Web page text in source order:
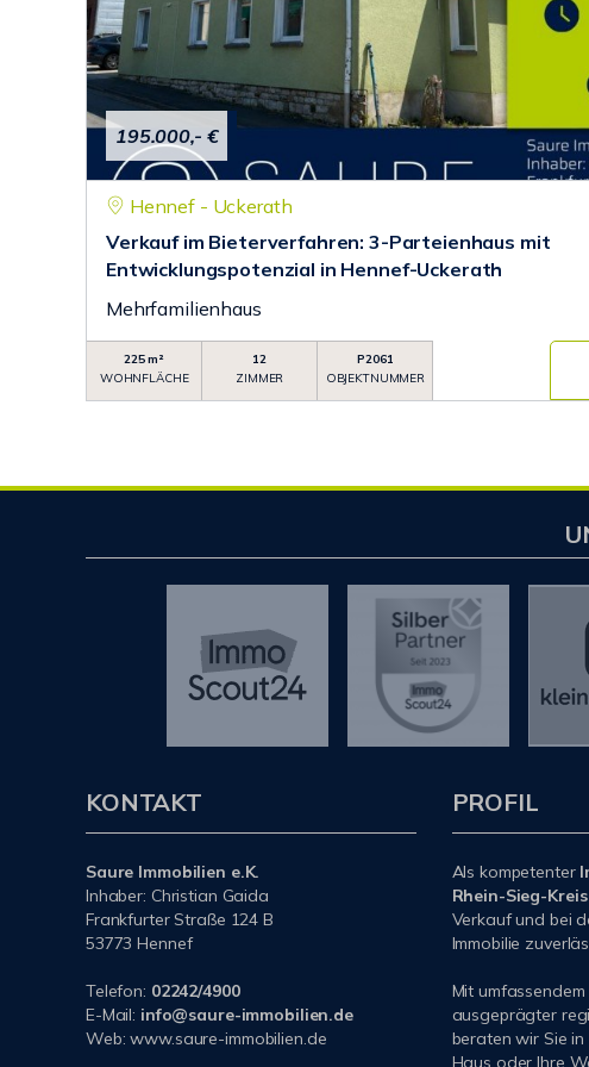
195.000,- €
Hennef - Uckerath
Verkauf im Bieterverfahren: 3-Parteienhaus mit
Entwicklungspotenzial in Hennef-Uckerath
Mehrfamilienhaus
225 m²
WOHNFLÄCHE
12
ZIMMER
P2061
OBJEKTNUMMER
KONTAKT
Saure Immobilien e.K.
Inhaber: Christian Gaida
Frankfurter Straße 124 B
53773 Hennef
Telefon: 02242/4900
E-Mail: info@saure-immobilien.de
Web: www.saure-immobilien.de
PROFIL
Als kompetenter
Rhein-Sieg-Kreis
Verkauf und bei
Immobilie
Mit
ausgeprägter
beraten wir Sie
Haus oder Ihre